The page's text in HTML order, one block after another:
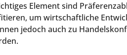
Element sind
um wirtschaftliche
jedoch auch zu